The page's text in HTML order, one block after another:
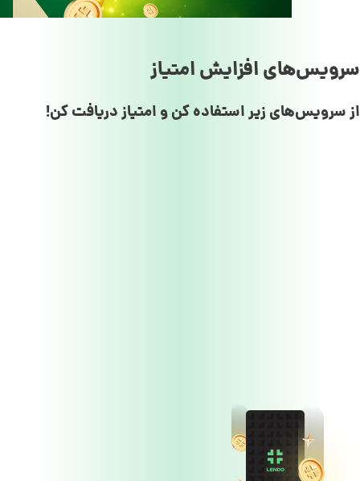
سرویس‌های افزایش امتیاز
از سرویس‌های زیر استفاده کن و امتیاز دریافت کن!